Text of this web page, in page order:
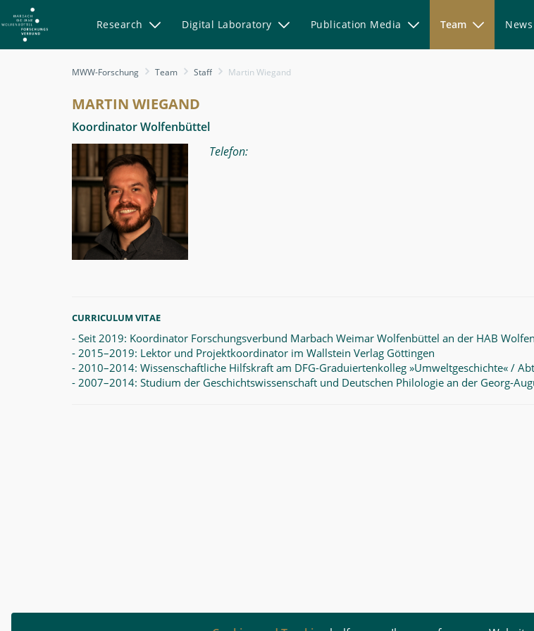
Research Digital Laboratory Publication Media Team
Wiegand
-
MWW-
Forschung
MWW-Forschung Team Staff Martin Wiegand
MARTIN WIEGAND
Koordinator Wolfenbüttel
Telefon:
CURRICULUM VITAE
- Seit 2019: Koordinator Forschungsverbund Marbach Weimar Wolfenbüttel an der HAB
- 2015–2019: Lektor und Projektkoordinator im Wallstein Verlag Göttingen
- 2010–2014: Wissenschaftliche Hilfskraft am DFG-Graduiertenkolleg »Umweltgeschichte« /
- 2007–2014: Studium der Geschichtswissenschaft und Deutschen Philologie an der Georg-